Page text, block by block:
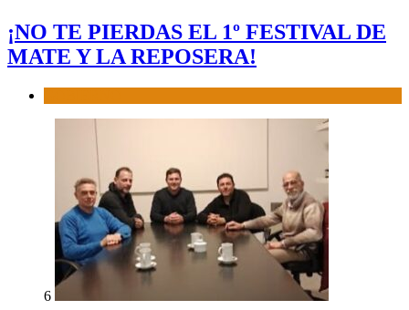
¡NO TE PIERDAS EL 1º FESTIVAL DE
MATE Y LA REPOSERA!
6